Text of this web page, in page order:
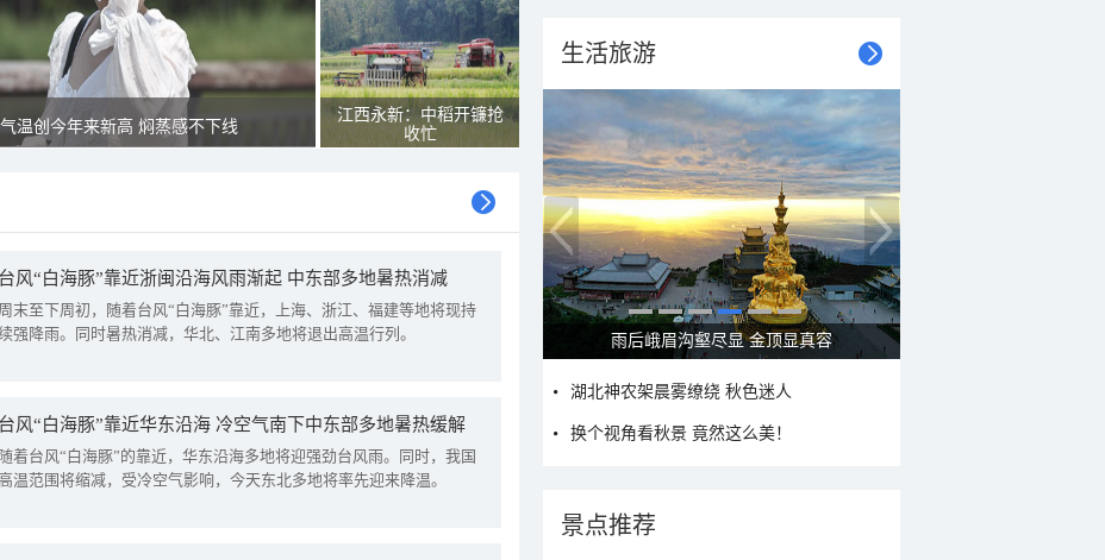
温创今年来新高 焖蒸感不下线
江西永新：中稻开镰抢
收忙
台风“白海豚”靠近浙闽沿海风雨渐起 中东部多地暑热消减
周末至下周初，随着台风“白海豚”靠近，上海、浙江、福建等地将现持
强降雨。同时暑热消减，华北、江南多地将退出高温行列。
台风“白海豚”靠近华东沿海 冷空气南下中东部多地暑热缓解
随着台风“白海豚”的靠近，华东沿海多地将迎强劲台风雨。同时，我国
温范围将缩减，受冷空气影响，今天东北多地将率先迎来降温。
生活旅游
秋意浓 蓝天映衬下的哈尔滨伏尔加庄园
湖北神农架晨雾缭绕 秋色迷人
换个视角看秋景 竟然这么美！
景点推荐